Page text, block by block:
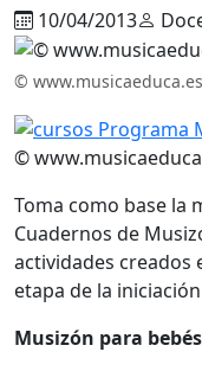
10/04/2013
© www.musicaeduca.es
©
Toma como base la
Cuadernos de
actividades creados
etapa de la
Musizón para bebés